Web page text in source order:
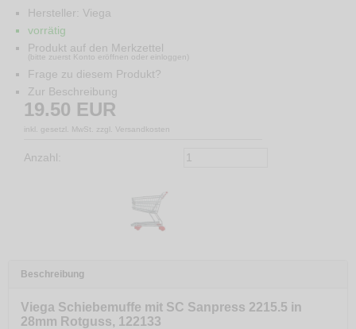
Hersteller: Viega
vorrätig
Produkt auf den Merkzettel
(bitte zuerst Konto eröffnen oder einloggen)
Frage zu diesem Produkt?
Zur Beschreibung
19.50 EUR
inkl. gesetzl. MwSt. zzgl. Versandkosten
Anzahl:
Beschreibung
Viega Schiebemuffe mit SC Sanpress 2215.5 in
28mm Rotguss, 122133